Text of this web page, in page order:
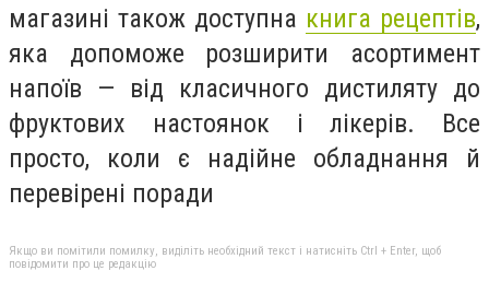
магазині також доступна книга рецептів,
яка допоможе розширити асортимент
напоїв — від класичного дистиляту до
фруктових настоянок і лікерів. Все
просто, коли є надійне обладнання й
перевірені поради
Якщо ви помітили помилку, виділіть необхідний текст і натисніть Ctrl + Enter, щоб
повідомити про це редакцію